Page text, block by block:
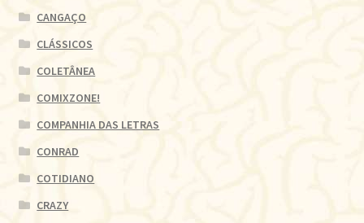
CANGAÇO
CLÁSSICOS
COLETÂNEA
COMIXZONE!
COMPANHIA DAS LETRAS
CONRAD
COTIDIANO
CRAZY